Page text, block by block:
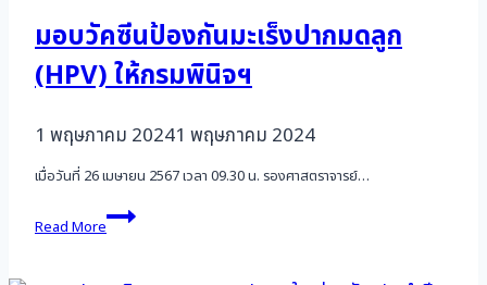
มอบวัคซีนป้องกันมะเร็งปากมดลูก
(HPV) ให้กรมพินิจฯ
1 พฤษภาคม 20241 พฤษภาคม 2024
เมื่อวันที่ 26 เมษายน 2567 เวลา 09.30 น. รองศาสตราจารย์…
Read More
มอบ
วัคซีน